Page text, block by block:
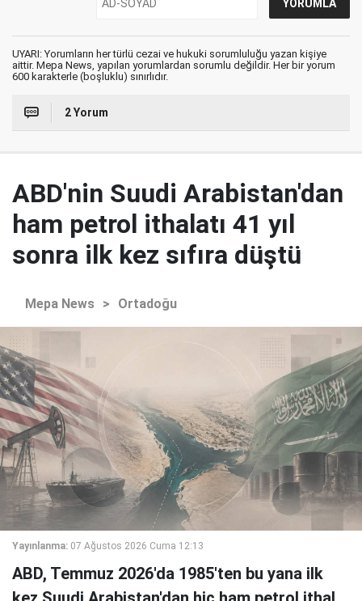
UYARI: Yorumların her türlü cezai ve hukuki sorumluluğu yazan kişiye
aittir. Mepa News, yapılan yorumlardan sorumlu değildir. Her bir yorum
600 karakterle (boşluklu) sınırlıdır.
2 Yorum
ABD'nin Suudi Arabistan'dan
ham petrol ithalatı 41 yıl
sonra ilk kez sıfıra düştü
Mepa News > Ortadoğu
Yayınlanma: 07 Ağustos 2026 Cuma 12:13
ABD, Temmuz 2026'da 1985'ten bu yana ilk